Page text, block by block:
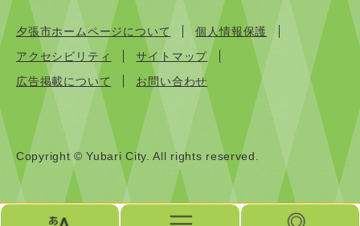
夕張市ホームページについて
個人情報保護
アクセシビリティ
サイトマップ
広告掲載について
お問い合わせ
Copyright © Yubari City. All rights reserved.